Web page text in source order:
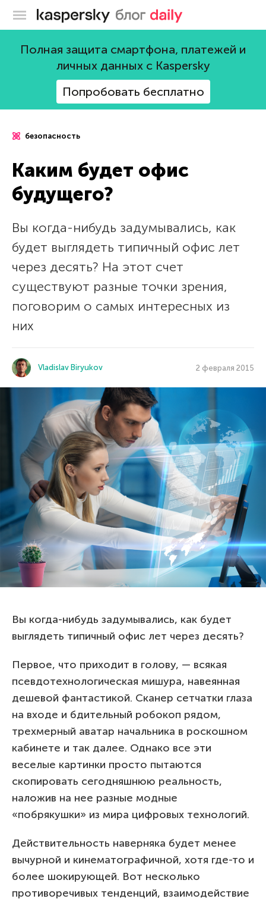
Блог Касперского
Полная защита смартфона, платежей и
личных данных с Kaspersky
Попробовать бесплатно
безопасность
Каким будет офис
будущего?
Вы когда-нибудь задумывались, как
будет выглядеть типичный офис лет
через десять? На этот счет
существуют разные точки зрения,
поговорим о самых интересных из
них
Vladislav Biryukov 2 февраля 2015
Вы когда-нибудь задумывались, как будет
выглядеть типичный офис лет через десять?
Первое, что приходит в голову, — всякая
псевдотехнологическая мишура, навеянная
дешевой фантастикой. Сканер сетчатки глаза
на входе и бдительный робокоп рядом,
трехмерный аватар начальника в роскошном
кабинете и так далее. Однако все эти
веселые картинки просто пытаются
скопировать сегодняшнюю реальность,
наложив на нее разные модные
«побрякушки» из мира цифровых технологий.
Действительность наверняка будет менее
вычурной и кинематографичной, хотя где-то и
более шокирующей. Вот несколько
противоречивых тенденций, взаимодействие